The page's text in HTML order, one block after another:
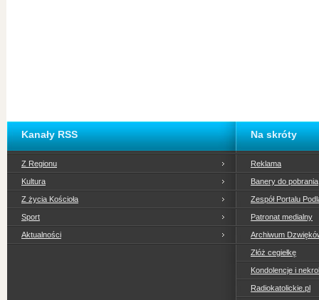
Kanały RSS
Z Regionu
Kultura
Z życia Kościoła
Sport
Aktualności
Na skróty
Reklama
Banery do pobrania
Zespół Portalu
Patronat medialny
Archiwum
Złóż cegiełkę
Kondolencje i
Radiokatolickie.pl